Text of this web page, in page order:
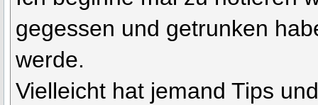
gegessen und getrunken
werde.
Vielleicht hat jemand Tips